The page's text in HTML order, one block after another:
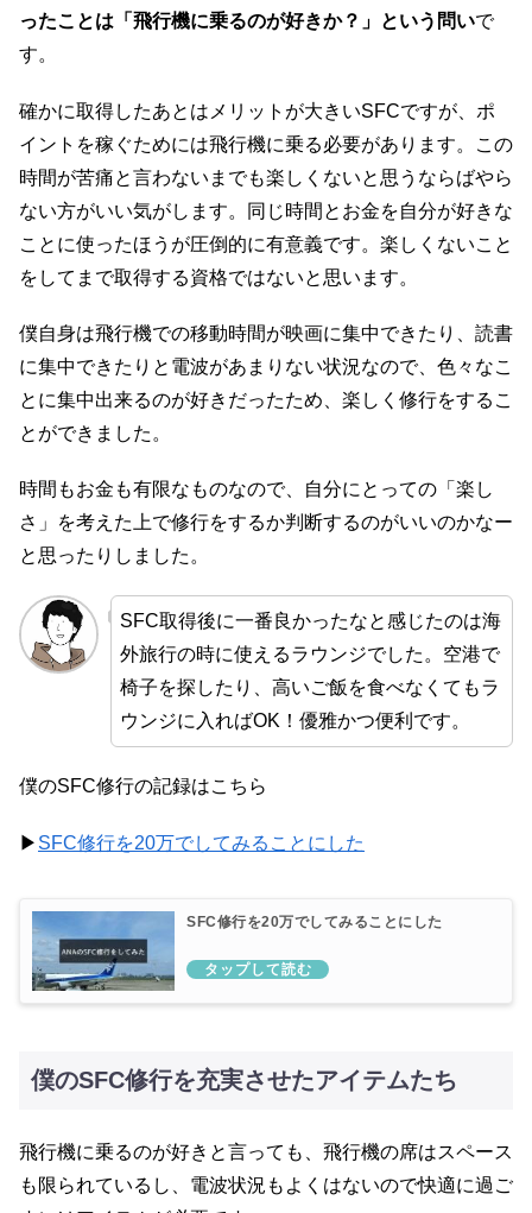
ったことは「飛行機に乗るのが好きか？」という問いで
す。
確かに取得したあとはメリットが大きいSFCですが、ポ
イントを稼ぐためには飛行機に乗る必要があります。この
時間が苦痛と言わないまでも楽しくないと思うならばやら
ない方がいい気がします。同じ時間とお金を自分が好きな
ことに使ったほうが圧倒的に有意義です。楽しくないこと
をしてまで取得する資格ではないと思います。
僕自身は飛行機での移動時間が映画に集中できたり、読書
に集中できたりと電波があまりない状況なので、色々なこ
とに集中出来るのが好きだったため、楽しく修行をするこ
とができました。
時間もお金も有限なものなので、自分にとっての「楽し
さ」を考えた上で修行をするか判断するのがいいのかなー
と思ったりしました。
SFC取得後に一番良かったなと感じたのは海
外旅行の時に使えるラウンジでした。空港で
椅子を探したり、高いご飯を食べなくてもラ
ウンジに入ればOK！優雅かつ便利です。
僕のSFC修行の記録はこちら
▶ SFC修行を20万でしてみることにした
SFC修行を20万でしてみることにした
僕のSFC修行を充実させたアイテムたち
飛行機に乗るのが好きと言っても、飛行機の席はスペース
も限られているし、電波状況もよくはないので快適に過ご